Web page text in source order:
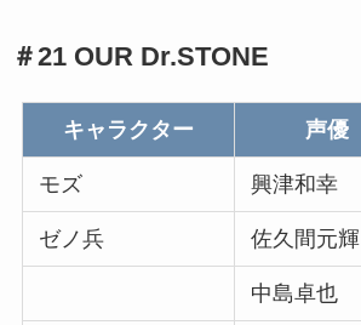
＃21 OUR Dr.STONE
キャラクター 声優
モズ 興津和幸
ゼノ兵 佐久間元輝
中島卓也